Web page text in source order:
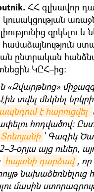
ՀՀ գլխավոր
զրկելու
ընտրական
ԿԸՀ–ից։
«Զվարթնոց»
տվել մեկնել
է հարուցվել
հոդվածով։
` Գագիկ
օրյա այց ուներ,
հայտնի դարձավ ,
մասին